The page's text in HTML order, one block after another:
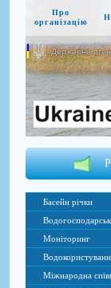
Про
організацію
Державне
Басейн річки
Моніторинг
Міжнародна